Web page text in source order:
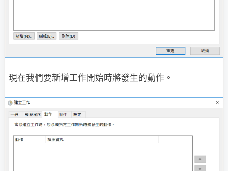
現在我們要新增工作開始時將發生的動作。